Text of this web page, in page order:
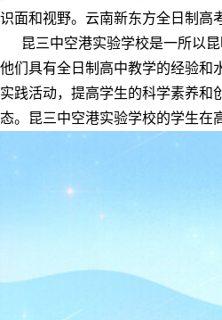
识面和视野。云南新东方全日制高
昆三中空港实验学校是一所以昆
他们具有全日制高中教学的经验和
实践活动，提高学生的科学素养和
态。昆三中空港实验学校的学生在